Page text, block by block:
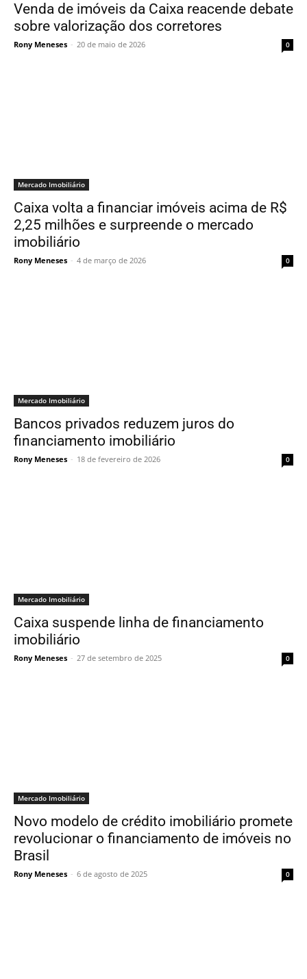
Venda de imóveis da Caixa reacende debate
sobre valorização dos corretores
Rony Meneses - 20 de maio de 2026 0
Mercado Imobiliário
Caixa volta a financiar imóveis acima de R$
2,25 milhões e surpreende o mercado
imobiliário
Rony Meneses - 4 de março de 2026 0
Mercado Imobiliário
Bancos privados reduzem juros do
financiamento imobiliário
Rony Meneses - 18 de fevereiro de 2026 0
Mercado Imobiliário
Caixa suspende linha de financiamento
imobiliário
Rony Meneses - 27 de setembro de 2025 0
Mercado Imobiliário
Novo modelo de crédito imobiliário promete
revolucionar o financiamento de imóveis no
Brasil
Rony Meneses - 6 de agosto de 2025 0